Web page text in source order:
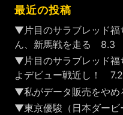
最近の投稿
▼片目のサラブレッド
ん、新馬戦を走る 8.3
▼片目のサラブレッド
よデビュー戦近し！
▼私がデータ販売をや
▼東京優駿（日本ダー